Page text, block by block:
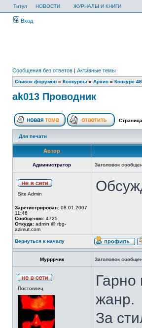
Титул НОВОСТИ ЖУРНАЛЫ И КНИГИ
Вход
Сообщения без ответов | Активные темы
Список форумов » Конкурсы » Архив » Конкурс 48
ak013 Проводник
Страница
Для печати
Автор
Администратор Заголовок
Site Admin
Зарегистрирован: 08.01.2007
11:46
Сообщения: 4725
Откуда: admin @ rbg-
azimut.com
Вернуться к началу
Мурррчик Заголовок
Постоялец
Гарно
жанр.
За